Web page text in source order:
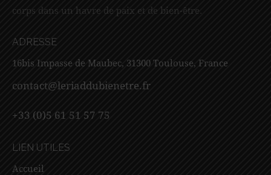
corps dans un havre de paix et de bien-être.
ADRESSE
16bis Impasse de Maubec, 31300 Toulouse, France
contact@leriaddubienetre.fr
+33 (0)5 61 51 57 75
LIEN UTILES
Accueil